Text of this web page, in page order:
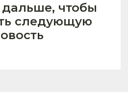
дальше, чтобы
следующую